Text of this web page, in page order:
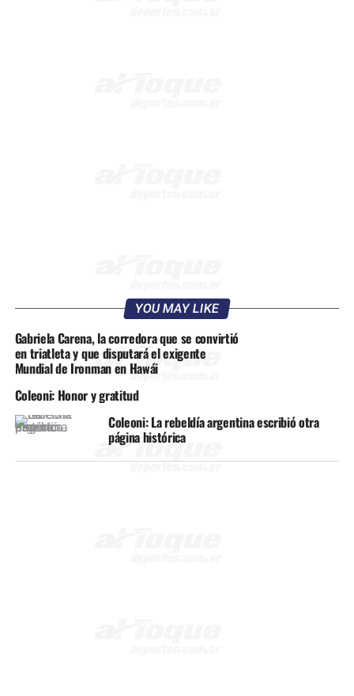
YOU MAY LIKE
Gabriela Carena, la corredora que se convirtió
en triatleta y que disputará el exigente
Mundial de Ironman en Hawái
Coleoni: Honor y gratitud
Coleoni: La rebeldía argentina escribió otra
página histórica